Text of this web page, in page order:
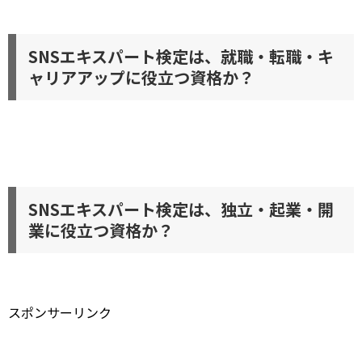
SNSエキスパート検定は、就職・転職・キ
ャリアアップに役立つ資格か？
SNSエキスパート検定は、独立・起業・開
業に役立つ資格か？
スポンサーリンク